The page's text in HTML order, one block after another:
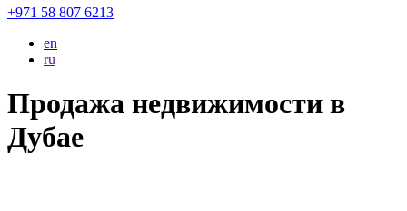
+971 58 807 6213
en
ru
Продажа недвижимости в
Дубае